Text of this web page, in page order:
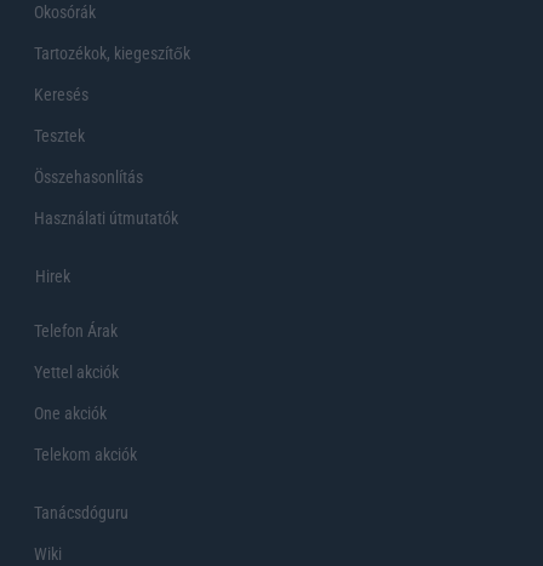
Okosórák
Tartozékok, kiegeszítők
Keresés
Tesztek
Összehasonlítás
Használati útmutatók
Hirek
Telefon Árak
Yettel akciók
One akciók
Telekom akciók
Tanácsdóguru
Wiki